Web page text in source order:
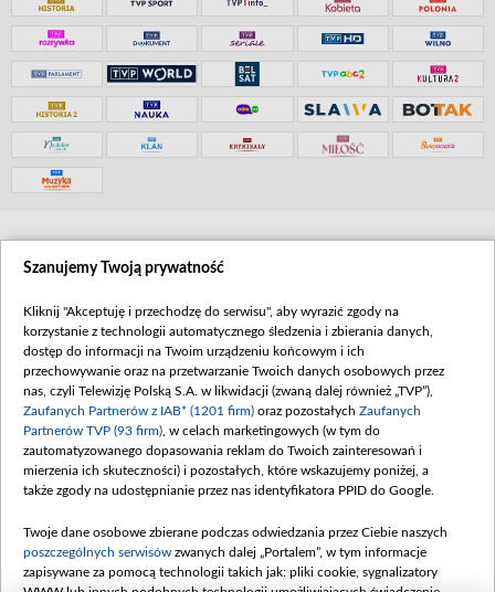
©2026 Telewizja Polska S. A. w likwidacji
Szanujemy Twoją prywatność
Kliknij "Akceptuję i przechodzę do serwisu", aby wyrazić zgody na
korzystanie z technologii automatycznego śledzenia i zbierania danych,
dostęp do informacji na Twoim urządzeniu końcowym i ich
przechowywanie oraz na przetwarzanie Twoich danych osobowych przez
nas, czyli Telewizję Polską S.A. w likwidacji (zwaną dalej również „TVP”),
Zaufanych Partnerów z IAB* (1201 firm) oraz pozostałych Zaufanych
Partnerów TVP (93 firm) , w celach marketingowych (w tym do
zautomatyzowanego dopasowania reklam do Twoich zainteresowań i
mierzenia ich skuteczności) i pozostałych, które wskazujemy poniżej, a
także zgody na udostępnianie przez nas identyfikatora PPID do Google.
Twoje dane osobowe zbierane podczas odwiedzania przez Ciebie naszych
poszczególnych serwisów zwanych dalej „Portalem”, w tym informacje
zapisywane za pomocą technologii takich jak: pliki cookie, sygnalizatory